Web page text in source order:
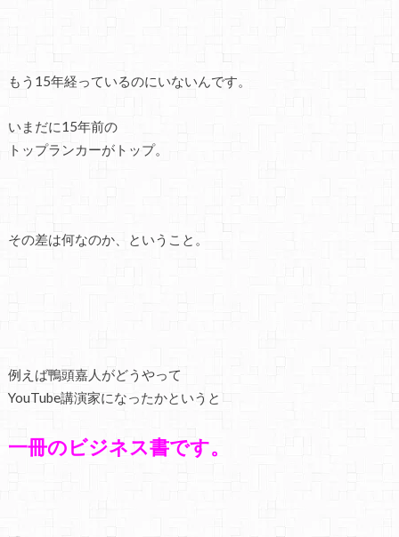
もう15年経っているのにいないんです。
いまだに15年前の
トップランカーがトップ。
その差は何なのか、ということ。
例えば鴨頭嘉人がどうやって
YouTube講演家になったかというと
一冊のビジネス書です。